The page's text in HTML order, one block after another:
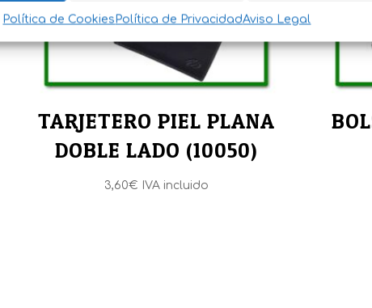
Política de Cookies Política de PrivacidadAviso Legal
TARJETERO PIEL PLANA
DOBLE LADO (10050)
3,60€ IVA incluido